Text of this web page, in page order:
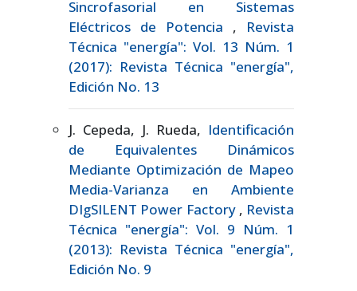
Sincrofasorial en Sistemas
Eléctricos de Potencia , Revista
Técnica "energía": Vol. 13 Núm. 1
(2017): Revista Técnica "energía",
Edición No. 13
J. Cepeda, J. Rueda, Identificación
de Equivalentes Dinámicos
Mediante Optimización de Mapeo
Media-Varianza en Ambiente
DIgSILENT Power Factory , Revista
Técnica "energía": Vol. 9 Núm. 1
(2013): Revista Técnica "energía",
Edición No. 9